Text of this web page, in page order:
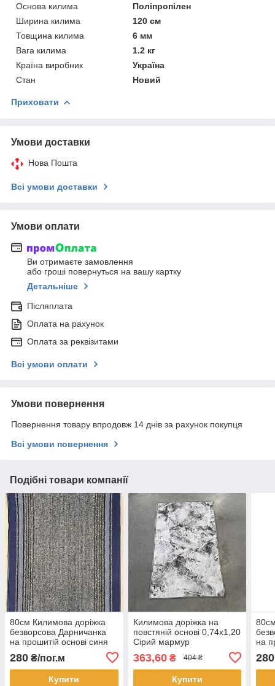
Основа килима
Поліпропілен
Ширина килима
120 см
Товщина килима
6 мм
Вага килима
1.2 кг
Країна виробник
Україна
Стан
Новий
Приховати
Умови доставки
Нова Пошта
Всі умови доставки
Умови оплати
Ви отримаєте замовлення
або гроші повернуться на вашу картку
Детальніше
Післяплата
Оплата на рахунок
Оплата за реквізитами
Всі умови оплати
Умови повернення
Повернення товару впродовж 14 днів за рахунок покупця
Всі умови повернення
Подібні товари компанії
80см Килимова доріжка
безворсова Дарничанка
на прошитій основі синя
280 ₴/пог.м
Купити
Килимова доріжка на
повстяній основі 0,74х1,20
Сірий мармур
363,60₴ 404 ₴
Купити
на
280